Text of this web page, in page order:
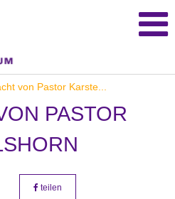
von Pastor Karste...
PASTOR
teilen